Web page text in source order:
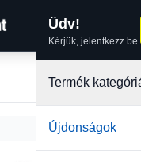
Üdv!
Kérjük, jelentkezz be.
Termék
Újdonságok